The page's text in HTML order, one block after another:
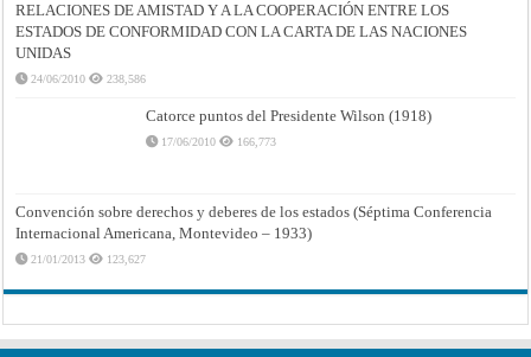
RELACIONES DE AMISTAD Y A LA COOPERACIÓN ENTRE LOS
ESTADOS DE CONFORMIDAD CON LA CARTA DE LAS NACIONES
UNIDAS
24/06/2010 238,586
Catorce puntos del Presidente Wilson (1918)
17/06/2010 166,773
Convención sobre derechos y deberes de los estados (Séptima Conferencia
Internacional Americana, Montevideo – 1933)
21/01/2013 123,627